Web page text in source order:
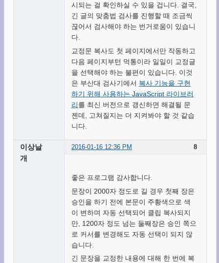
시되는 걸 확인하실 수 있을 겁니다. 결국,
긴 글의 맞춤법 검사를 진행할 때 조금씩
끊어서 검사해야 하는 번거로움이 있습니
다.
교정문 복사도 첫 페이지에서만 작동하고
다음 페이지부턴 먹통이라 일일이 교정글
을 선택해야 하는 불편이 있습니다. 이것
은 부산대 검사기에서 복사 기능을 구현
하기 위해 사용하는 JavaScript 라이브러
리를 최신 버전으로 갱신하면 해결될 문
젠데, 고쳐질지는 더 지켜봐야 할 것 같습
니다.
8
이상날
개
2016-01-16 12:36 PM
좋은 프로그램 감사합니다.
문장이 2000자 정도로 길 경우 첫째 장은
승인을 하기 전에 본문이 주황색으로 색
이 변하며 자동 선택되어 클립 복사되지
만, 1200자 정도 넘는 둘째장은 승인 쪽으
로 커서를 변경해도 자동 선택이 되지 않
습니다.
긴 문장을 교정한 내용에 대해 한 번에 복